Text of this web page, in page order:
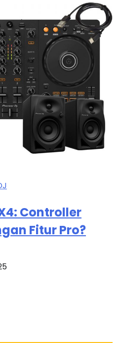
Controller
Fitur Pro?